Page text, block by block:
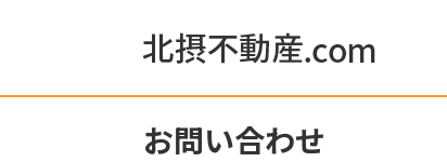
お問い合わせ